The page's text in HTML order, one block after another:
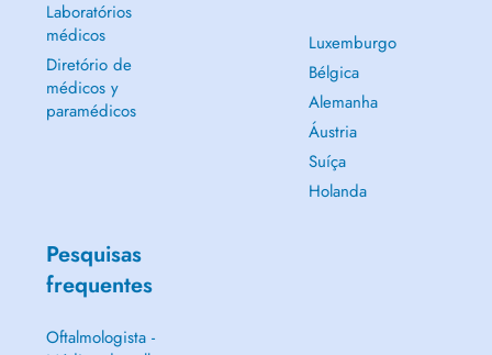
Laboratórios
médicos
Diretório de
médicos y
paramédicos
Luxemburgo
Bélgica
Alemanha
Áustria
Suíça
Holanda
Pesquisas
frequentes
Oftalmologista -